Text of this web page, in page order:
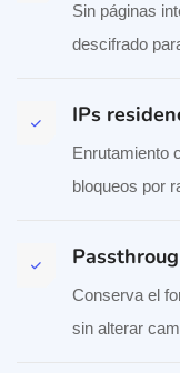
Sin páginas
descifrado
IPs
Enrutamiento
bloqueos por
Conserva el
sin alterar